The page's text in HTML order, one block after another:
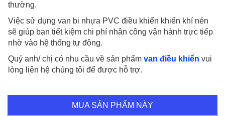
thường.
Việc sử dụng van bi nhựa PVC điều khiển khiển khí nén
sẽ giúp bạn tiết kiệm chi phí nhân công vận hành trực tiếp
nhờ vào hệ thống tự động.
Quý anh/ chị có nhu cầu về sản phẩm van điều khiển vui
lòng liên hệ chúng tôi để được hỗ trợ.
MUA SẢN PHẨM NÀY